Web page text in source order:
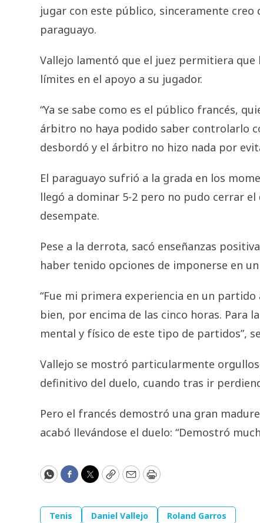
jugar con este público, sinceramente creo
paraguayo.
Vallejo lamentó que el juez permitiera
límites en el apoyo a su jugador.
“Ya se sabe como es el público francés,
árbitro no haya podido saber controlarlo
desbordó y el árbitro no hizo nada por
El paraguayo sufrió a la grada en los
llegó a dominar 5-2 pero no pudo cerrar
desempate.
Pese a la derrota, sacó enseñanzas
haber tenido opciones de imponerse en
“Fue mi primera experiencia en un
bien, por encima de las cinco horas. Para
mental y físico de este tipo de partidos”,
Vallejo se mostró particularmente
definitivo del duelo, cuando tras ir
Pero el francés demostró una gran
acabó llevándose el duelo: “Demostró
WhatsApp
Facebook
Twitter
CopyEmailPrint
Tenis Daniel Vallejo Roland Garros